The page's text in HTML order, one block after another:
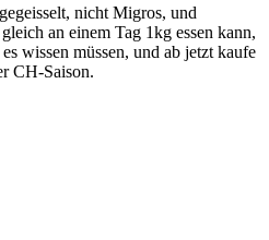
nicht Migros, und
an einem Tag 1kg essen kann,
wissen müssen, und ab jetzt kaufe
CH-Saison.